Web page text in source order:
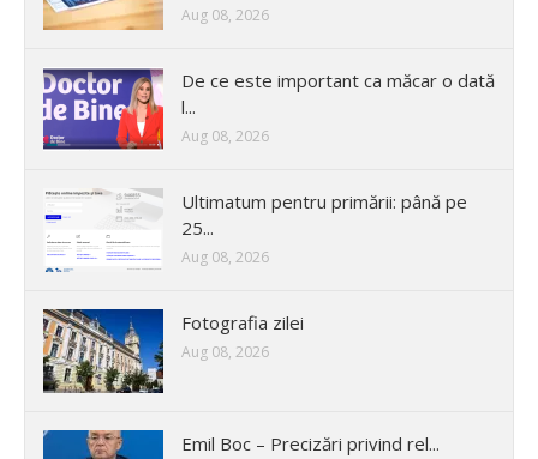
Aug 08, 2026
De ce este important ca măcar o dată
l...
Aug 08, 2026
Ultimatum pentru primării: până pe
25...
Aug 08, 2026
Fotografia zilei
Aug 08, 2026
Emil Boc – Precizări privind rel...